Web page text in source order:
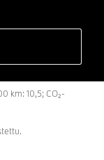
km: 10,5; CO₂-